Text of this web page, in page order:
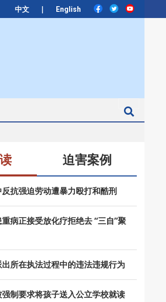
中文 | English
迫害案例
抗强迫劳动遭暴力殴打和酷刑
病正接受放化疗拒绝去 “三自”聚
所在执法过程中的违法违规行为
制要求将孩子送入公立学校就读